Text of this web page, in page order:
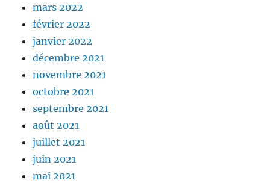
mars 2022
février 2022
janvier 2022
décembre 2021
novembre 2021
octobre 2021
septembre 2021
août 2021
juillet 2021
juin 2021
mai 2021